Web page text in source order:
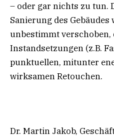
– oder gar nichts zu tun.
Sanierung des
unbestimmt verschoben,
Instandsetzungen (z.B.
punktuellen, mitunter
wirksamen Retouchen.
Dr. Martin Jakob,